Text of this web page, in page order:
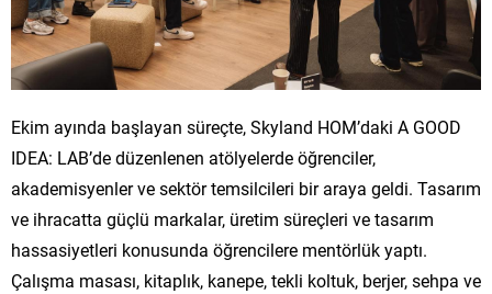
Ekim ayında başlayan süreçte, Skyland HOM’daki A GOOD
IDEA: LAB’de düzenlenen atölyelerde öğrenciler,
akademisyenler ve sektör temsilcileri bir araya geldi. Tasarım
ve ihracatta güçlü markalar, üretim süreçleri ve tasarım
hassasiyetleri konusunda öğrencilere mentörlük yaptı.
Çalışma masası, kitaplık, kanepe, tekli koltuk, berjer, sehpa ve